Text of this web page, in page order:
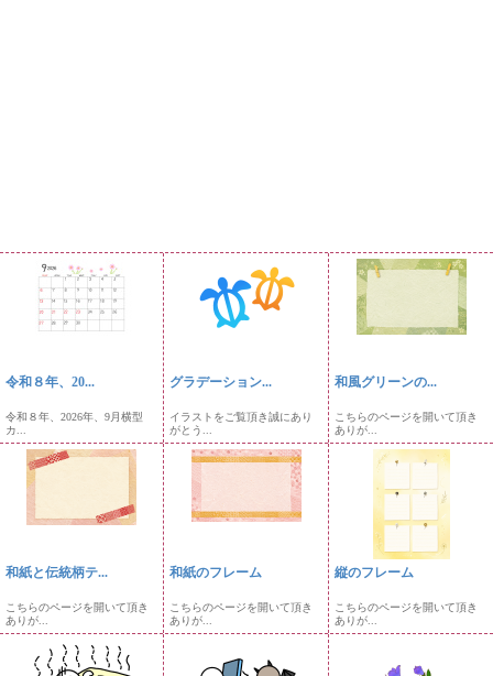
令和８年、20...
令和８年、2026年、9月横型
カ...
グラデーション...
イラストをご覧頂き誠にあり
がとう...
和風グリーンの...
こちらのページを開いて頂き
ありが...
和紙と伝統柄テ...
こちらのページを開いて頂き
ありが...
和紙のフレーム
こちらのページを開いて頂き
ありが...
縦のフレーム
こちらのページを開いて頂き
ありが...